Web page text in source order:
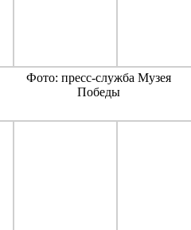
Фото: пресс-служба Музея
Победы